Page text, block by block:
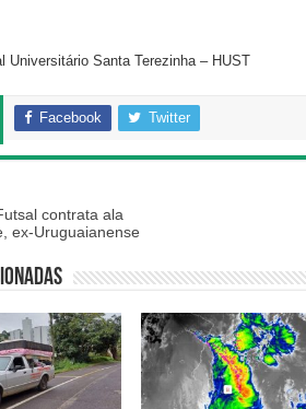
Universitário Santa Terezinha – HUST
Facebook Twitter
contrata ala
ex-Uruguaianense